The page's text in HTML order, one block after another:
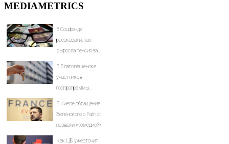
MEDIAMETRICS
В Соцфонде
рассказали, как
выросла пенсия за
В Благовещенске
участников
госпрограммы
В Киеве обращение
Зеленского о Patriot
назвали «комедией»
Как ЦБ ужесточит